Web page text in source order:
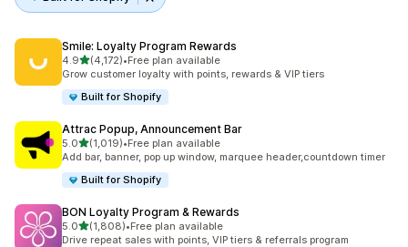
Smile: Loyalty Program Rewards
4.9เต็ม 5 ดาว
(4,172)
ทั้งหมด 4172 รีวิว
•Free plan available
Grow customer loyalty with points, rewards & VIP tiers
Built for Shopify
Attrac Popup, Announcement Bar
5.0เต็ม 5 ดาว
(1,019)
ทั้งหมด 1019 รีวิว
•Free plan available
Add bar, banner, pop up window, marquee header,countdown timer
Built for Shopify
BON Loyalty Program & Rewards
5.0เต็ม 5 ดาว
(1,808)
ทั้งหมด 1808 รีวิว
•Free plan available
Drive repeat sales with points, VIP tiers & referrals program